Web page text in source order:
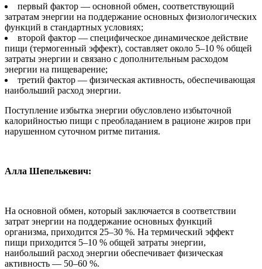
первый фактор — основной обмен, соответствующий
затратам энергии на поддержание основных физиологических
функций в стандартных условиях;
второй фактор — специфическое динамическое действие
пищи (термогенный эффект), составляет около 5–10 % общей
затраты энергии и связано с дополнительным расходом
энергии на пищеварение;
третий фактор — физическая активность, обеспечивающая
наибольший расход энергии.
Поступление избытка энергии обусловлено избыточной
калорийностью пищи с преобладанием в рационе жиров при
нарушенном суточном ритме питания.
Алла Шепелькевич:
На основной обмен, который заключается в соответствии
затрат энергии на поддержание основных функций
организма, приходится 25–30 %. На термический эффект
пищи приходится 5–10 % общей затраты энергии,
наибольший расход энергии обеспечивает физическая
активность — 50–60 %.